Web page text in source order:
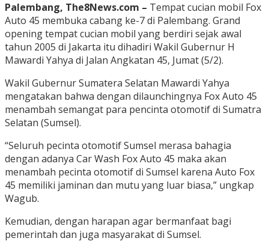
Palembang, The8News.com – Tempat cucian mobil Fox
Auto 45 membuka cabang ke-7 di Palembang. Grand
opening tempat cucian mobil yang berdiri sejak awal
tahun 2005 di Jakarta itu dihadiri Wakil Gubernur H
Mawardi Yahya di Jalan Angkatan 45, Jumat (5/2).
Wakil Gubernur Sumatera Selatan Mawardi Yahya
mengatakan bahwa dengan dilaunchingnya Fox Auto 45
menambah semangat para pencinta otomotif di Sumatra
Selatan (Sumsel).
“Seluruh pecinta otomotif Sumsel merasa bahagia
dengan adanya Car Wash Fox Auto 45 maka akan
menambah pecinta otomotif di Sumsel karena Auto Fox
45 memiliki jaminan dan mutu yang luar biasa,” ungkap
Wagub.
Kemudian, dengan harapan agar bermanfaat bagi
pemerintah dan juga masyarakat di Sumsel.